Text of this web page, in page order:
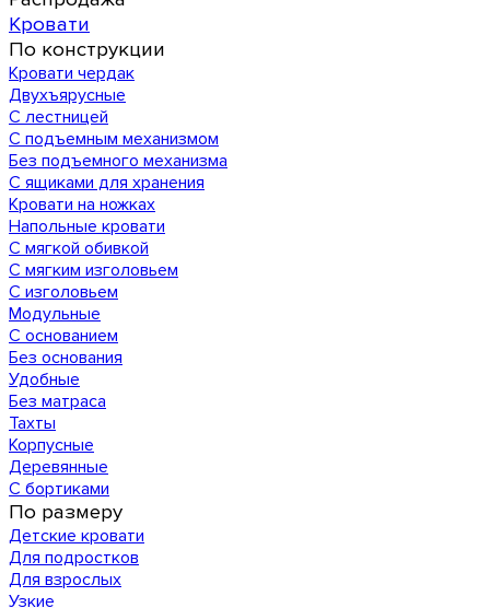
Кровати
По конструкции
Кровати чердак
Двухъярусные
С лестницей
С подъемным механизмом
Без подъемного механизма
С ящиками для хранения
Кровати на ножках
Напольные кровати
С мягкой обивкой
С мягким изголовьем
С изголовьем
Модульные
С основанием
Без основания
Удобные
Без матраса
Тахты
Корпусные
Деревянные
С бортиками
По размеру
Детские кровати
Для подростков
Для взрослых
Узкие